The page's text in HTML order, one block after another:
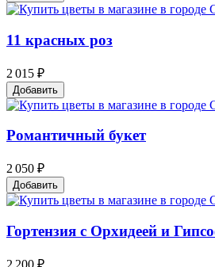
11 красных роз
2 015 ₽
Добавить
Романтичный букет
2 050 ₽
Добавить
Гортензия с Орхидеей и
2 200 ₽